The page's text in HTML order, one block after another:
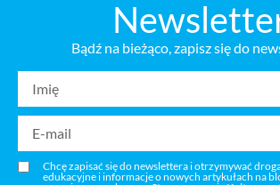
Bądź na bieżąco, zapisz się do
Chcę zapisać się do newslettera i otrzymywać
edukacyjne i informacje o nowych artykułach na